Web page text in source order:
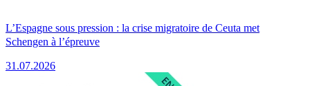
L’Espagne sous pression : la crise migratoire de Ceuta met
Schengen à l’épreuve
31.07.2026